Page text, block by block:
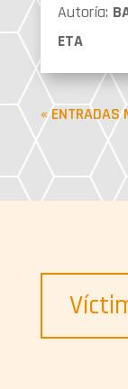
Autoría:
ETA
« ENTRADAS